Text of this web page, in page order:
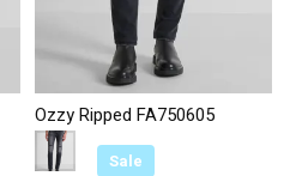
Sale
Ozzy Ripped FA750605
Color: — Zwart 9000
Zwart 9000